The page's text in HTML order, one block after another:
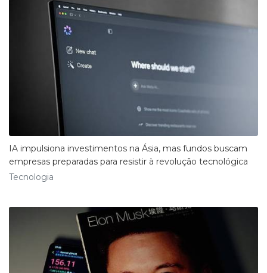
IA impulsiona investimentos na Ásia, mas fundos buscam
empresas preparadas para resistir à revolução tecnológica
Tecnologia